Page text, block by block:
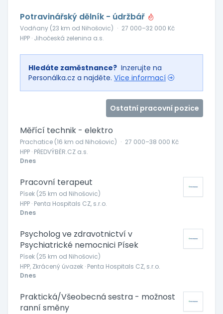
Potravinářský dělník - údržbář
Vodňany (23 km od Nihošovic) · 27 000–32 000 Kč
HPP · Jihočeská zelenina a.s.
Hledáte zaměstnance? Inzerujte na
Personálka.cz a najděte. Více informací
Ostatní pracovní pozice
Měřící technik - elektro
Prachatice (16 km od Nihošovic) · 27 000–38 000 Kč
HPP · PŘEDVÝBĚR.CZ a.s.
Dnes
Pracovní terapeut
Písek (25 km od Nihošovic)
HPP · Penta Hospitals CZ, s.r.o.
Dnes
Psycholog ve zdravotnictví v
Psychiatrické nemocnici Písek
Písek (25 km od Nihošovic)
HPP, Zkrácený úvazek · Penta Hospitals CZ, s.r.o.
Dnes
Praktická/Všeobecná sestra - možnost
ranní směny